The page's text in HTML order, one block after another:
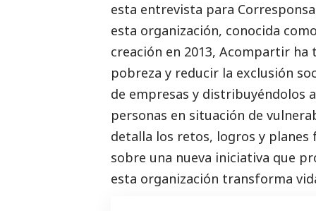
esta entrevista para
esta organización, conocida
creación en 2013, Acompartir ha
pobreza y reducir la exclusión
de empresas y distribuyéndolos
personas en situación de
detalla los retos, logros y
sobre una nueva iniciativa que
esta organización transforma